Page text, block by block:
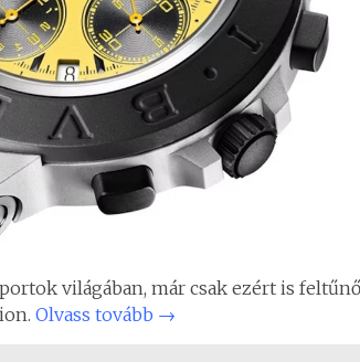
világában, már csak ezért is
Olvass tovább →